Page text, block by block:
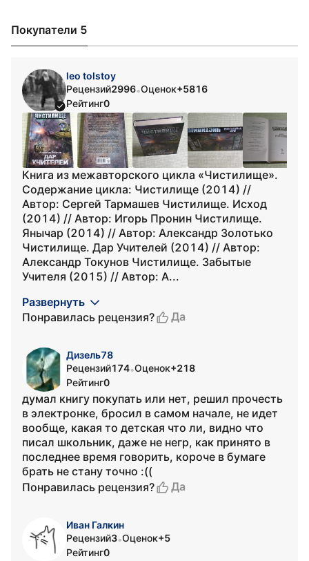
Покупатели 5
leo tolstoy
Рецензий2996•Оценок+5816
Рейтинг0
Книга из межавторского цикла «Чистилище».
Содержание цикла: Чистилище (2014) //
Автор: Сергей Тармашев Чистилище. Исход
(2014) // Автор: Игорь Пронин Чистилище.
Янычар (2014) // Автор: Александр Золотько
Чистилище. Дар Учителей (2014) // Автор:
Александр Токунов Чистилище. Забытые
Учителя (2015) // Автор: А...
Развернуть
Понравилась рецензия?
Да
Дизель78
Рецензий174•Оценок+218
Рейтинг0
думал книгу покупать или нет, решил прочесть
в электронке, бросил в самом начале, не идет
вообще, какая то детская что ли, видно что
писал школьник, даже не негр, как принято в
последнее время говорить, короче в бумаге
брать не стану точно :((
Понравилась рецензия?
Да
Иван Галкин
Рецензий3•Оценок+5
Рейтинг0